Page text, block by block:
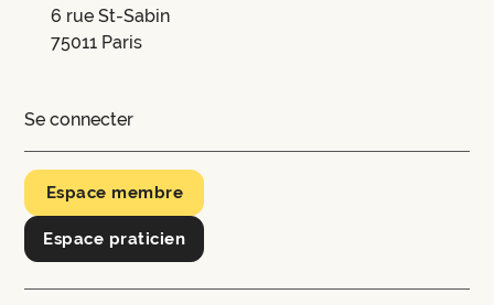
6 rue St-Sabin
75011 Paris
Se connecter
Espace membre
Espace praticien